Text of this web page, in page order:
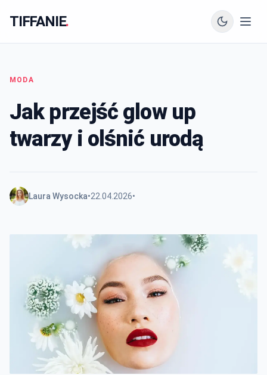
TIFFANIE.
MODA
Jak przejść glow up
twarzy i olśnić urodą
Laura Wysocka•22.04.2026•